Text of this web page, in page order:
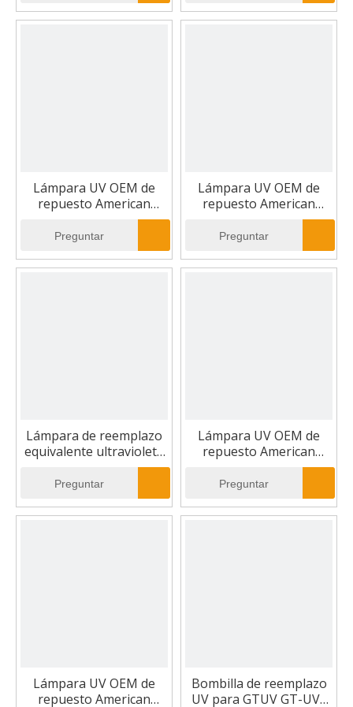
Lámpara UV OEM de
repuesto American
Ultraviolet SBL445
Preguntar
Lámpara UV OEM de
repuesto American
Ultraviolet SBL430
Preguntar
Lámpara de reemplazo
equivalente ultravioleta
estadounidense SBL420
Preguntar
Lámpara UV OEM de
repuesto American
Ultraviolet SBL005
Preguntar
Lámpara UV OEM de
repuesto American
Bombilla de reemplazo
UV para GTUV GT-UVL